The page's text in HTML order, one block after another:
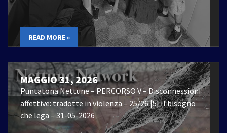
READ MORE »
MAGGIO 31, 2026
Puntatona Nettune – PERCORSO V – Disconnessioni
affettive: tradotte in violenza – 25/26 |5| Il bisogno
che lega – 31-05-2026